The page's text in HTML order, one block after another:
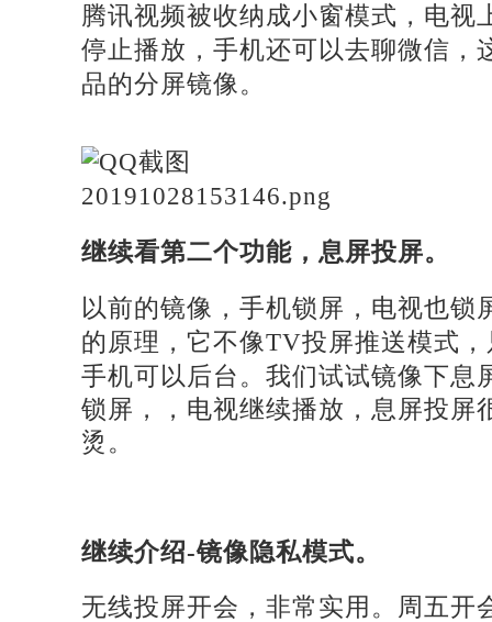
腾讯视频被收纳成小窗模式，电视
停止播放，手机还可以去聊微信，
品的分屏镜像。
继续看第二个功能，息屏投屏。
以前的镜像，手机锁屏，电视也锁
的原理，它不像TV投屏推送模式
手机可以后台。我们试试镜像下息
锁屏，，电视继续播放，息屏投屏
烫。
继续介绍-镜像隐私模式。
无线投屏开会，非常实用。周五开